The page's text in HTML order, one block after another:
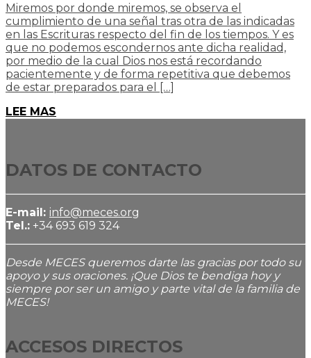
Miremos por donde miremos, se observa el
cumplimiento de una señal tras otra de las indicadas
en las Escrituras respecto del fin de los tiempos. Y es
que no podemos escondernos ante dicha realidad,
por medio de la cual Dios nos está recordando
pacientemente y de forma repetitiva que debemos
de estar preparados para el […]
LEE MAS
DATOS DE CONTACTO
E-mail: info@meces.org
Tel.: +34 693 619 324
Desde MECES queremos darte las gracias por todo su
apoyo y sus oraciones. ¡Que Dios te bendiga hoy y
siempre por ser un amigo y parte vital de la familia de
MECES!
ACCESOS DIRECTOS